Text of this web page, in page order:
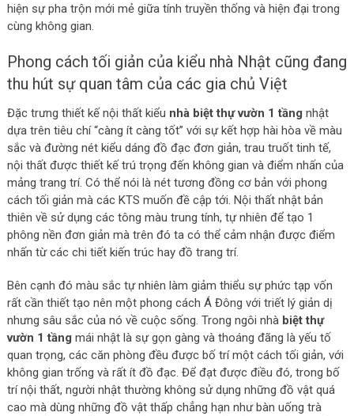
hiện sự pha trộn mới mẻ giữa tính truyền thống và hiện đại trong
cùng không gian.
Phong cách tối giản của kiểu nhà Nhật cũng đang
thu hút sự quan tâm của các gia chủ Việt
Đặc trưng thiết kế nội thất kiểu nhà biệt thự vườn 1 tầng nhật
dựa trên tiêu chí “càng ít càng tốt” với sự kết hợp hài hòa về màu
sắc và đường nét kiểu dáng đồ đạc đơn giản, trau truốt tinh tế,
nội thất được thiết kế trú trọng đến không gian và điểm nhấn của
mảng trang trí. Có thể nói là nét tương đồng cơ bản với phong
cách tối giản mà các KTS muốn đề cập tới. Nội thất nhật bản
thiên về sử dụng các tông màu trung tính, tự nhiên để tạo 1
phông nền đơn giản mà trên đó ta có thể cảm nhận được điểm
nhấn từ các chi tiết kiến trúc hay đồ trang trí.
Bên cạnh đó màu sắc tự nhiên làm giảm thiểu sự phức tạp vốn
rất cần thiết tạo nên một phong cách Á Đông với triết lý giản dị
nhưng sâu sắc của nó về cuộc sống. Trong ngôi nhà biệt thự
vườn 1 tầng mái nhật là sự gọn gàng và thoáng đãng là yếu tố
quan trọng, các căn phòng đều được bố trí một cách tối giản, với
không gian trống và rất ít đồ đạc. Để đạt được điều đó, trong bố
trí nội thất, người nhật thường không sử dụng những đồ vật quá
cao mà dùng những đồ vật thấp chẳng hạn như bàn uống trà